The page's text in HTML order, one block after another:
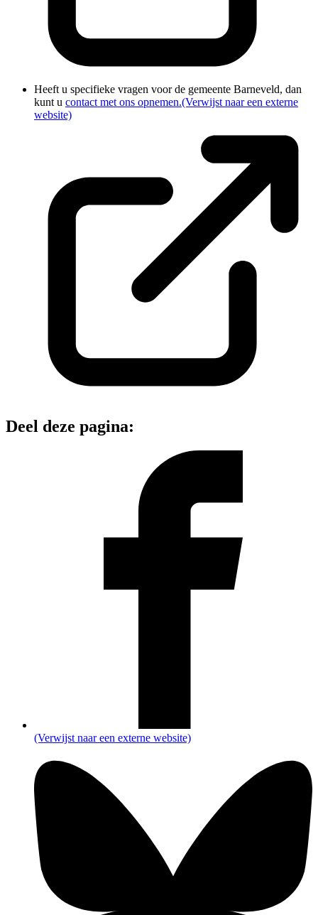
Heeft u specifieke vragen voor de gemeente Barneveld, dan
kunt u contact met ons opnemen.(Verwijst naar een externe
website)
Deel deze pagina:
(Verwijst naar een externe website)